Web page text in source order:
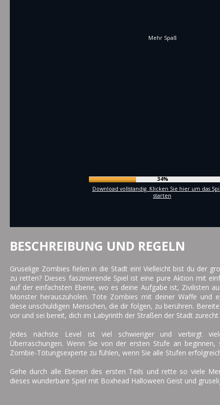
Mehr Spaß
36%
Download vollstandig. Klicken Sie hier um das
starten
BESCHREIBUNG UND REGELN
Gruselige Zombies fielen in die Stadt ein! Vielleicht bist du der
zu retten? Dieses faszinierende Spiel ist eine pure Aktion mit
auf der einfachsten Ebene, wo es deine Aufgabe ist, Zivilisten
Monster herauszuholen. Töte Zombies mit deiner Waffe und
diese unschuldigen Menschen, die dir folgen, zu berühren.
vor und sei bereit, dich im Labyrinth der Straßen der Stadt
Jedes nächste Level ist viel schwieriger und verbirgt
Überraschungen. Wenn Sie von der ersten Stufe an
Zombie-Tötungsexperte zu fühlen, wenn Sie alle Stufen
Gehe durch alle Ebenen des ersten Teils und rette so viele
dieses wunderbare Spiel mit Boxhead Halloween Geist und